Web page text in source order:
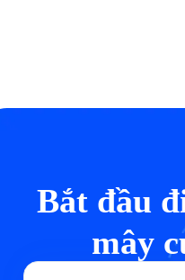
Bắt đầu
mây